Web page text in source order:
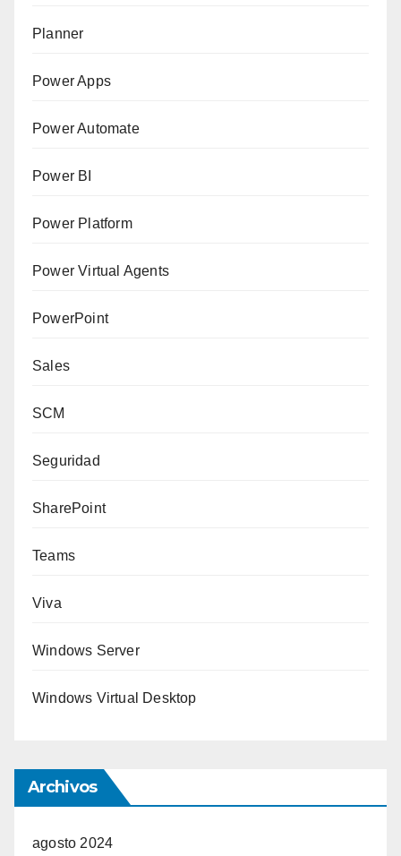
Planner
Power Apps
Power Automate
Power BI
Power Platform
Power Virtual Agents
PowerPoint
Sales
SCM
Seguridad
SharePoint
Teams
Viva
Windows Server
Windows Virtual Desktop
Archivos
agosto 2024